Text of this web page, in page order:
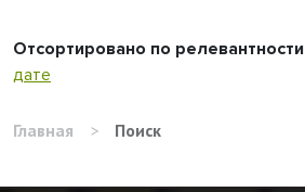
Отсортировано по релевантности
дате
Главная > Поиск